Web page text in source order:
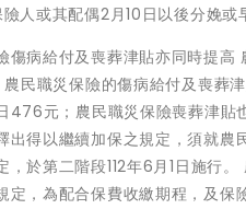
人或其配偶2月10日以後分娩
傷病給付及喪葬津貼亦同時提
民職災保險的傷病給付及喪葬
476元；農民職災保險喪葬津
出得以繼續加保之規定，須就
，於第二階段112年6月1日施行
，為配合保費收繳期程，及保